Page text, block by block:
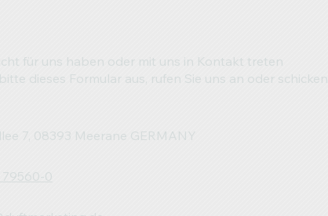
für uns haben oder mit uns in Kontakt treten
dieses Formular aus, rufen Sie uns an oder schicken
7, 08393 Meerane GERMANY
0